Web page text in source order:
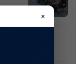
!!
×